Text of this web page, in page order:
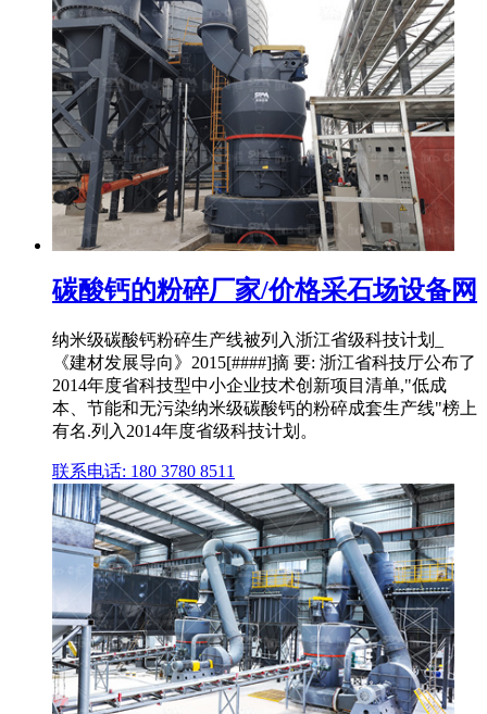
碳酸钙的粉碎厂家/价格采石场设备网
纳米级碳酸钙粉碎生产线被列入浙江省级科技计划_
《建材发展导向》2015[####]摘 要: 浙江省科技厅公布了
2014年度省科技型中小企业技术创新项目清单,"低成
本、节能和无污染纳米级碳酸钙的粉碎成套生产线"榜上
有名.列入2014年度省级科技计划。
联系电话: 180 3780 8511